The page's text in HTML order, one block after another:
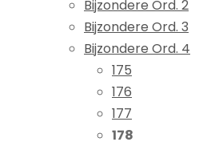
Bijzondere Ord. 2
Bijzondere Ord. 3
Bijzondere Ord. 4
175
176
177
178